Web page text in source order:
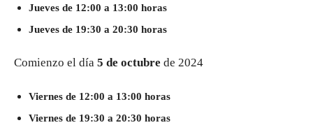
Jueves de 12:00 a 13:00 horas
Jueves de 19:30 a 20:30 horas
Comienzo el día 5 de octubre de 2024
Viernes de 12:00 a 13:00 horas
Viernes de 19:30 a 20:30 horas